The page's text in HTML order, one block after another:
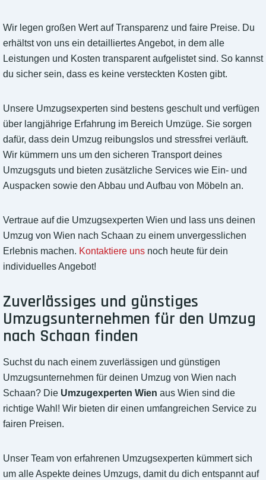
Wir legen großen Wert auf Transparenz und faire Preise. Du
erhältst von uns ein detailliertes Angebot, in dem alle
Leistungen und Kosten transparent aufgelistet sind. So kannst
du sicher sein, dass es keine versteckten Kosten gibt.
Unsere Umzugsexperten sind bestens geschult und verfügen
über langjährige Erfahrung im Bereich Umzüge. Sie sorgen
dafür, dass dein Umzug reibungslos und stressfrei verläuft.
Wir kümmern uns um den sicheren Transport deines
Umzugsguts und bieten zusätzliche Services wie Ein- und
Auspacken sowie den Abbau und Aufbau von Möbeln an.
Vertraue auf die Umzugsexperten Wien und lass uns deinen
Umzug von Wien nach Schaan zu einem unvergesslichen
Erlebnis machen. Kontaktiere uns noch heute für dein
individuelles Angebot!
Zuverlässiges und günstiges
Umzugsunternehmen für den Umzug
nach Schaan finden
Suchst du nach einem zuverlässigen und günstigen
Umzugsunternehmen für deinen Umzug von Wien nach
Schaan? Die Umzugexperten Wien aus Wien sind die
richtige Wahl! Wir bieten dir einen umfangreichen Service zu
fairen Preisen.
Unser Team von erfahrenen Umzugsexperten kümmert sich
um alle Aspekte deines Umzugs, damit du dich entspannt auf